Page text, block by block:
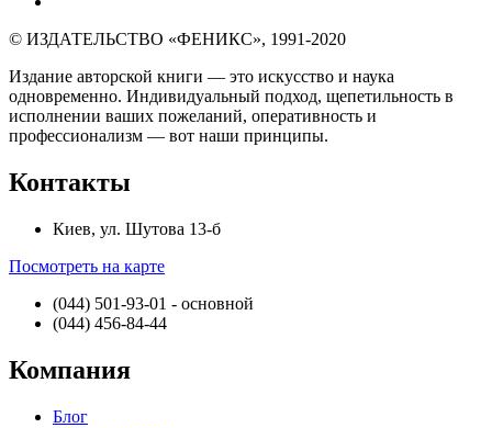
© ИЗДАТЕЛЬСТВО «ФЕНИКС», 1991-2020
Издание авторской книги — это искусство и наука
одновременно. Индивидуальный подход, щепетильность в
исполнении ваших пожеланий, оперативность и
профессионализм — вот наши принципы.
Контакты
Киев, ул. Шутова 13-б
Посмотреть на карте
(044) 501-93-01 - основной
(044) 456-84-44
Компания
Блог